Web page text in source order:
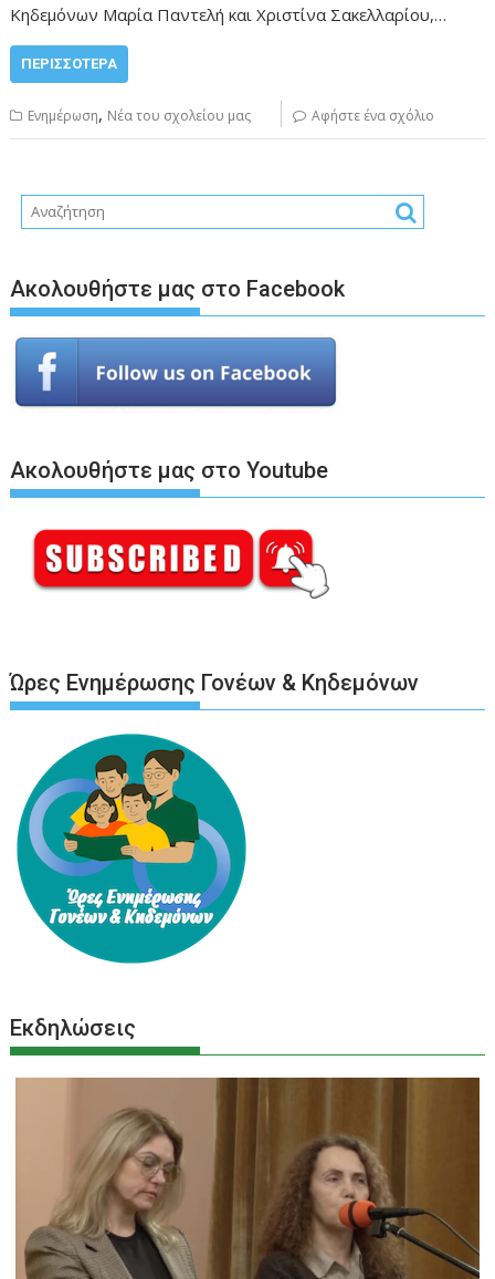
Κηδεμόνων Μαρία Παντελή και Χριστίνα Σακελλαρίου,…
ΠΕΡΙΣΣΌΤΕΡΑ
Ενημέρωση, Νέα του σχολείου μας Αφήστε ένα σχόλιο
Ακολουθήστε μας στο Facebook
Ακολουθήστε μας στο Youtube
Ώρες Ενημέρωσης Γονέων & Κηδεμόνων
Εκδηλώσεις